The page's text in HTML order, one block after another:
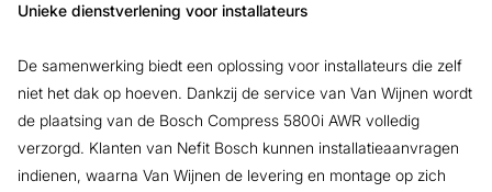
Unieke dienstverlening voor installateurs
De samenwerking biedt een oplossing voor installateurs die zelf
niet het dak op hoeven. Dankzij de service van Van Wijnen wordt
de plaatsing van de Bosch Compress 5800i AWR volledig
verzorgd. Klanten van Nefit Bosch kunnen installatieaanvragen
indienen, waarna Van Wijnen de levering en montage op zich